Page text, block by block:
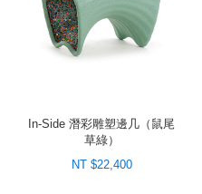
In-Side 潛彩雕塑邊几（鼠尾
草綠）
NT $22,400